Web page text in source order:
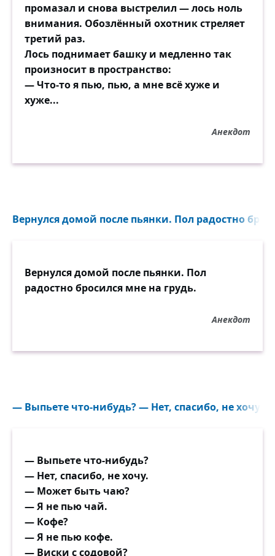
промазал и снова выстрелил — лось ноль
внимания. Обозлённый охотник стреляет
третий раз.
Лось поднимает башку и медленно так
произносит в пространство:
— Что-то я пью, пью, а мне всё хуже и
хуже...
Анекдот
Вернулся домой после пьянки. Пол радостно
Вернулся домой после пьянки. Пол
радостно бросился мне на грудь.
Анекдот
― Выпьете что-нибудь? ― Нет, спасибо, не хочу...
— Выпьете что-нибудь?
— Нет, спасибо, не хочу.
— Может быть чаю?
— Я не пью чай.
— Кофе?
— Я не пью кофе.
— Виски с содовой?